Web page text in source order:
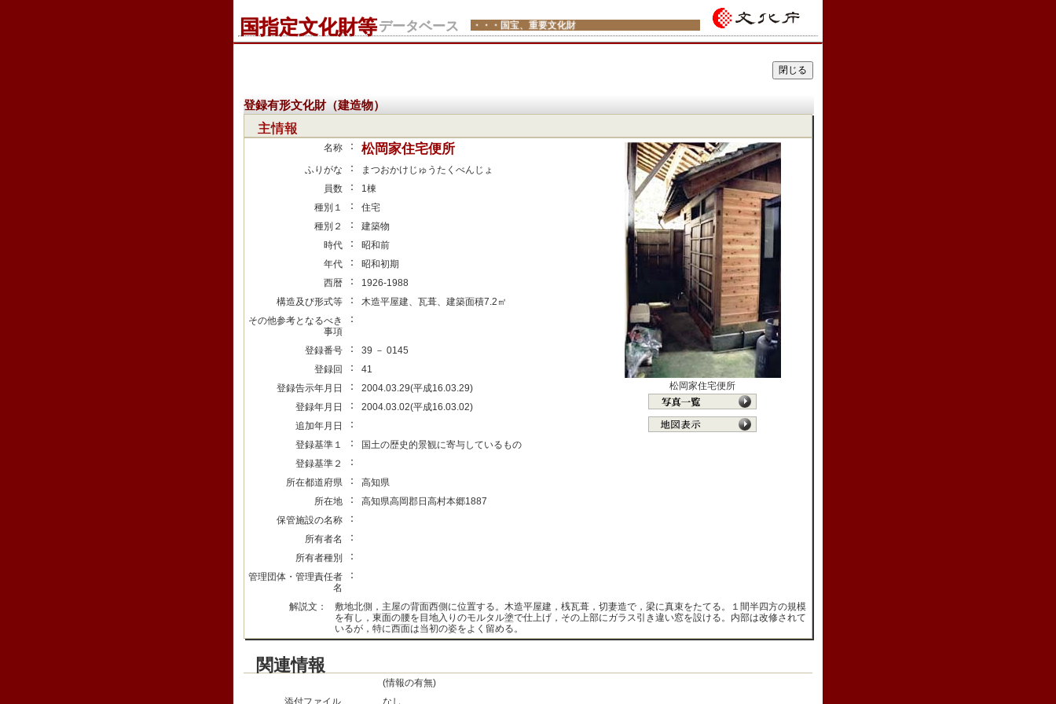
国指定文化財等データベース ・・・国宝、重要文化財
登録有形文化財（建造物）
主情報
名称 ： 松岡家住宅便所
ふりがな ：
まつおかけじゅうたくべんじょ
員数
：
1棟
種別１
：
住宅
種別２
：
建築物
時代
：
昭和前
年代
：
昭和初期
西暦
：
1926-1988
構造及び形式等
：
木造平屋建、瓦葺、建築面積7.2㎡
その他参考となるべき
事項
：
登録番号 ：
39 － 0145
登録回
：
41
登録告示年月日
：
2004.03.29(平成16.03.29)
登録年月日
：
2004.03.02(平成16.03.02)
追加年月日
：
登録基準１ ：
国土の歴史的景観に寄与しているもの
登録基準２
：
所在都道府県 ：
高知県
所在地
：
高知県高岡郡日高村本郷1887
保管施設の名称
：
所有者名 ：
所有者種別 ：
管理団体・管理責任者
名
：
松岡家住宅便所
解説文：
敷地北側，主屋の背面西側に位置する。木造平屋建，桟瓦葺，切妻造で，梁に真束をたてる。１間半四方の規模
を有し，東面の腰を目地入りのモルタル塗で仕上げ，その上部にガラス引き違い窓を設ける。内部は改修されて
いるが，特に西面は当初の姿をよく留める。
関連情報
(情報の有無)
添付ファイル
なし